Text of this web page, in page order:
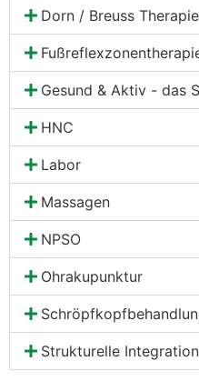
Dorn / Breuss Therapie
Gesund & Aktiv - das
HNC
Labor
Massagen
NPSO
Ohrakupunktur
Strukturelle